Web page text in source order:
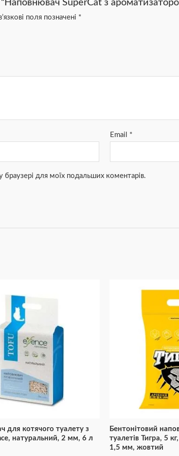
SuperCat з
поля позначені *
Email *
для моїх подальших коментарів.
для котячого туалету з
натуральний, 2 мм, 6 л
Бентонітовий
туалетів Тигра, 5
1,5 мм, жовтий